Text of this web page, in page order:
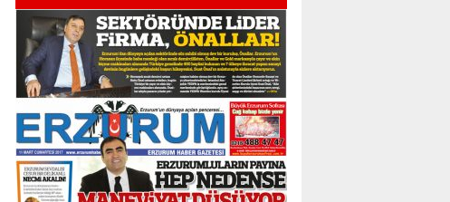
Esat BİNDESEN
Başkan Sekmen’den Erzurum’a